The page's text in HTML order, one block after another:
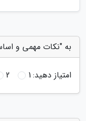
به "نکات مهمی و
امتیاز دهید:1
2